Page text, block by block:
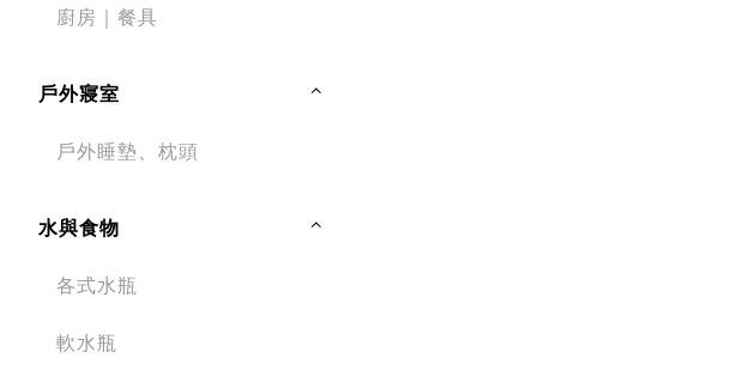
廚房｜餐具
戶外寢室
戶外睡墊、枕頭
水與食物
各式水瓶
軟水瓶